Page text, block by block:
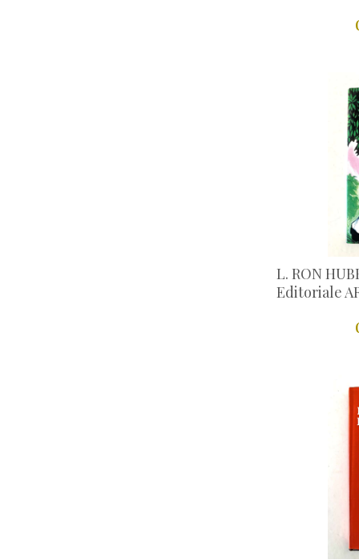
L. RON
Editoriale